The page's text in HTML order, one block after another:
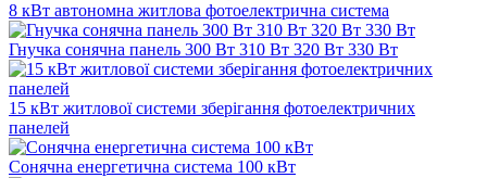
8 кВт автономна житлова фотоелектрична система
Гнучка сонячна панель 300 Вт 310 Вт 320 Вт 330 Вт
15 кВт житлової системи зберігання фотоелектричних
панелей
Сонячна енергетична система 100 кВт